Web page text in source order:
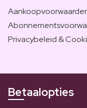
Privacybeleid &
Betaalopties